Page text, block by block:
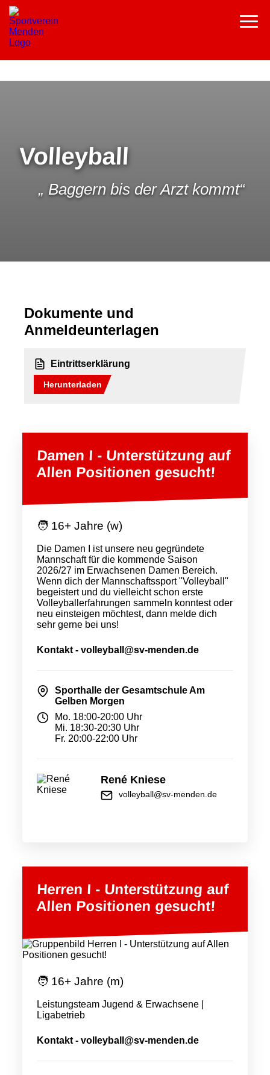
Volleyball
„ Baggern bis der Arzt kommt“
Dokumente und
Anmeldeunterlagen
Eintrittserklärung
Herunterladen
Damen I - Unterstützung auf
Allen Positionen gesucht!
🧑 16+ Jahre (w)
Die Damen I ist unsere neu gegründete
Mannschaft für die kommende Saison
2026/27 im Erwachsenen Damen Bereich.
Wenn dich der Mannschaftssport "Volleyball"
begeistert und du vielleicht schon erste
Volleyballerfahrungen sammeln konntest oder
neu einsteigen möchtest, dann melde dich
sehr gerne bei uns!
Kontakt - volleyball@sv-menden.de
Sporthalle der Gesamtschule Am
Gelben Morgen
Mo. 18:00-20:00 Uhr
Mi. 18:30-20:30 Uhr
Fr. 20:00-22:00 Uhr
René Kniese
volleyball@sv-menden.de
Herren I - Unterstützung auf
Allen Positionen gesucht!
🧑 16+ Jahre (m)
Leistungsteam Jugend & Erwachsene |
Ligabetrieb
Kontakt - volleyball@sv-menden.de